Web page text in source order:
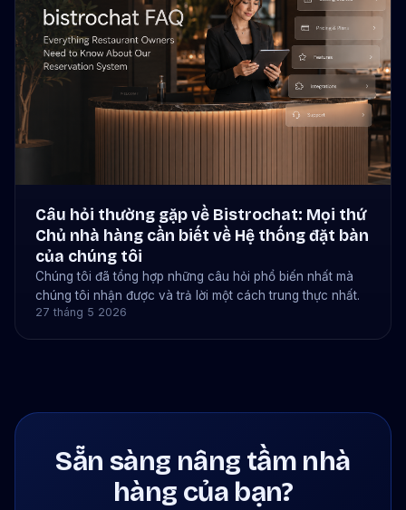
Câu hỏi thường gặp về Bistrochat: Mọi thứ
Chủ nhà hàng cần biết về Hệ thống đặt bàn
của chúng tôi
Chúng tôi đã tổng hợp những câu hỏi phổ biến nhất mà
chúng tôi nhận được và trả lời một cách trung thực nhất.
27 tháng 5 2026
Sẵn sàng nâng tầm nhà
hàng của bạn?